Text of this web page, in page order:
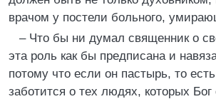
врачом у постели больного,
– Что бы ни думал священник о
эта роль как бы предписана и
потому что если он пастырь, то
заботится о тех людях, которых